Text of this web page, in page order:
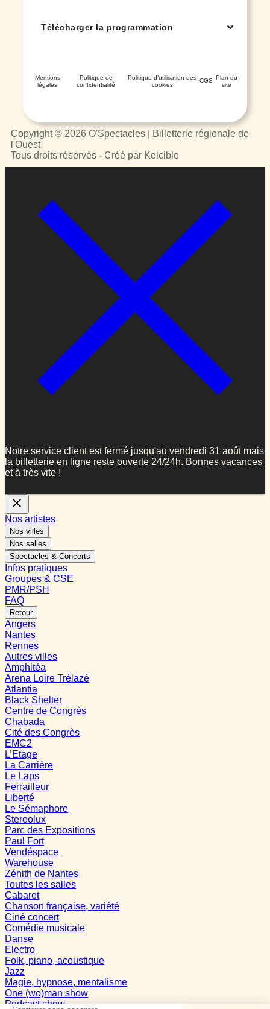
Télécharger la programmation
Mentions
légales
Politique de
confidentialité
Politique d’utilisation des
cookies
CGS Plan du
site
Copyright © 2026 O'Spectacles | Billetterie régionale de
l'Ouest
Tous droits réservés - Créé par Kelcible
Notre service client est fermé jusqu'au vendredi 31 août mais
la billetterie en ligne reste ouverte 24/24h. Bonnes vacances
et à très vite !
Nos artistes
Nos villes
Nos salles
Spectacles & Concerts
Infos pratiques
Groupes & CSE
PMR/PSH
FAQ
Retour
Angers
Nantes
Rennes
Autres villes
Amphitéa
Arena Loire Trélazé
Atlantia
Black Shelter
Centre de Congrès
Chabada
Cité des Congrès
EMC2
L’Etage
La Carrière
Le Laps
Ferrailleur
Liberté
Le Sémaphore
Stereolux
Parc des Expositions
Paul Fort
Vendéspace
Warehouse
Zénith de Nantes
Toutes les salles
Cabaret
Chanson française, variété
Ciné concert
Comédie musicale
Danse
Electro
Folk, piano, acoustique
Jazz
Magie, hypnose, mentalisme
One (wo)man show
Podcast show